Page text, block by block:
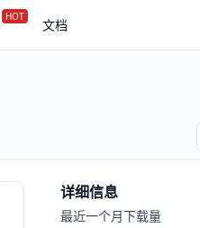
HOT 文档
详细信息
最近一个月下载量